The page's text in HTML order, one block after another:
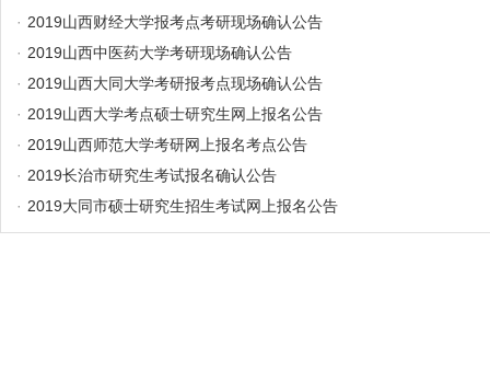
· 2019山西财经大学报考点考研现场确认公告
· 2019山西中医药大学考研现场确认公告
· 2019山西大同大学考研报考点现场确认公告
· 2019山西大学考点硕士研究生网上报名公告
· 2019山西师范大学考研网上报名考点公告
· 2019长治市研究生考试报名确认公告
· 2019大同市硕士研究生招生考试网上报名公告